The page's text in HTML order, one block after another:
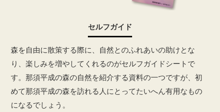
セルフガイド
森を自由に散策する際に、自然とのふれあいの助けとな
り、楽しみを増やしてくれるのがセルフガイドシートで
す。那須平成の森の自然を紹介する資料の一つですが、初
めて那須平成の森を訪れる人にとってたいへん有用なもの
になるでしょう。